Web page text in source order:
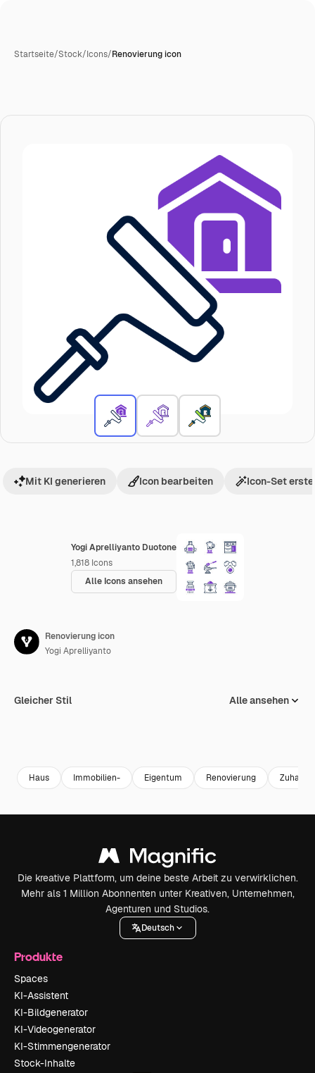
Startseite/Stock/Icons/Renovierung icon
Yogi Aprelliyanto Duotone
1,818 Icons
Alle Icons ansehen
Mit KI generieren Icon bearbeiten Icon-Set
Renovierung icon
Yogi Aprelliyanto
Gleicher Stil Alle ansehen
Haus Immobilien- Eigentum Renovierung
Die kreative Plattform, um deine beste Arbeit zu verwirklichen.
Mehr als 1 Million Abonnenten unter Kreativen, Unternehmen,
Agenturen und Studios.
Deutsch
Produkte
Spaces
KI-Assistent
KI-Bildgenerator
KI-Videogenerator
KI-Stimmengenerator
Stock-Inhalte